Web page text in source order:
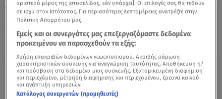
08.04.22, 18:39
Έκτακτη σύνοδος κορυφής της ΕΕ για την
Ουκρανία
αριστερό μέρος της ιστοσελίδας, εάν υπάρχει]. Οι επιλογές σας θα τεθούν
σε ισχύ στον Ιστότοπος. Για περισσότερες λεπτομέρειες ανατρέξτε στην
Πολιτική Απορρήτου μας.
Εμείς και οι συνεργάτες μας επεξεργαζόμαστε δεδομένα
προκειμένου να παρασχεθούν τα εξής:
Χρήση επακριβών δεδομένων γεωεντοπισμού. Ακριβής σάρωση
χαρακτηριστικών συσκευής για αναγνώριση ταυτότητας. Αποθήκευση ή/
και πρόσβαση στα δεδομένα μιας συσκευής. Εξατομικευμένη διαφήμιση
και περιεχόμενο, μέτρηση διαφήμισης και περιεχομένου, έρευνα κοινού
και ανάπτυξη υπηρεσιών.
Κατάλογος συνεργατών (προμηθευτές)